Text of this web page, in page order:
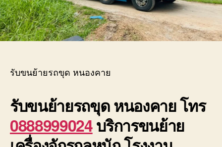
รับขนย้ายรถขุด หนองคาย
รับขนย้ายรถขุด หนองคาย โทร
0888999024บริการขนย้าย